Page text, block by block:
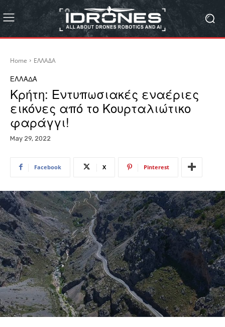
Home ΕΛΛΑΔΑ
ΕΛΛΑΔΑ
Κρήτη: Εντυπωσιακές εναέριες
εικόνες από το Κουρταλιώτικο
φαράγγι!
May 29, 2022
Facebook X Pinterest